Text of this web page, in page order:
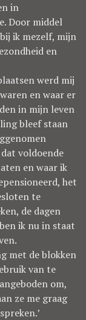
in
Door middel
ik mezelf, mijn
en
werd mij
en waar er
in mijn leven
bleef staan
voldoende
en waar ik
het
te
de dagen
ik nu in staat
met de blokken
van te
om,
ze me graag